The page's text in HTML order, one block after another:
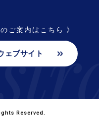
ご案内はこちら 》
ェブサイト
Reserved.